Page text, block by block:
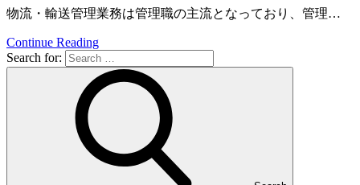
物流・輸送管理業務は管理職の主流となっており、管理…
Continue Reading
Search for: